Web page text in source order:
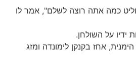
כמה אתה רוצה לשלם", אמר לו
ידיו על השולחן.
אחז בקנקן לימונדה ומזג